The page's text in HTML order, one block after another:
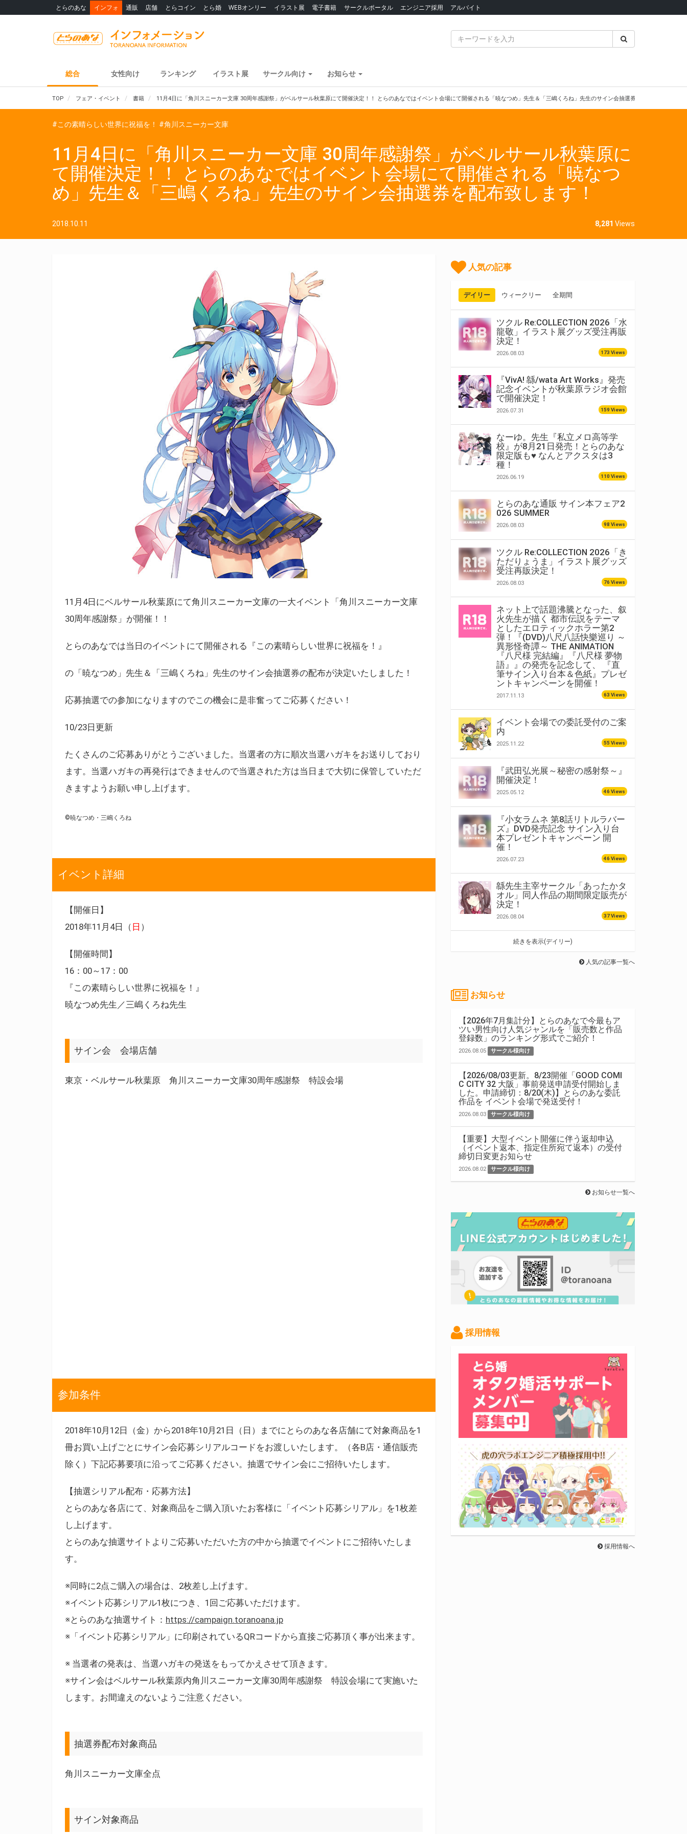
とらのあな インフォ 通販 店舗 とらコイン とら婚 WEBオンリー イラスト展 電子書籍 サークルポータル エンジニア採用 アルバイト
総合 女性向け ランキング イラスト展 サークル向け お知らせ
TOP フェア・イベント 書籍 11月4日に「角川スニーカー文庫 30周年感謝祭」がベルサール秋葉原にて開催決定！！ とらのあなではイベント会場にて開催される「暁なつめ」先生＆「三嶋くろね」先生のサイン会抽選券を配布致します！
#この素晴らしい世界に祝福を！ #角川スニーカー文庫
11月4日に「角川スニーカー文庫 30周年感謝祭」がベルサール秋葉原に
て開催決定！！ とらのあなではイベント会場にて開催される「暁なつ
め」先生＆「三嶋くろね」先生のサイン会抽選券を配布致します！
2018.10.11 8,281 Views
11月4日にベルサール秋葉原にて角川スニーカー文庫の一大イベント「角川スニーカー文庫
30周年感謝祭」が開催！！
とらのあなでは当日のイベントにて開催される『この素晴らしい世界に祝福を！』
の「暁なつめ」先生＆「三嶋くろね」先生のサイン会抽選券の配布が決定いたしました！
応募抽選での参加になりますのでこの機会に是非奮ってご応募ください！
10/23日更新
たくさんのご応募ありがとうございました。当選者の方に順次当選ハガキをお送りしており
ます。当選ハガキの再発行はできませんので当選された方は当日まで大切に保管していただ
きますようお願い申し上げます。
©暁なつめ・三嶋くろね
イベント詳細
【開催日】
2018年11月4日（ 日 ）
【開催時間】
16：00～17：00
『この素晴らしい世界に祝福を！』
暁なつめ先生／三嶋くろね先生
サイン会 会場店舗
東京・ベルサール秋葉原 角川スニーカー文庫30周年感謝祭 特設会場
参加条件
2018年10月12日（金）から2018年10月21日（日）までにとらのあな各店舗にて対象商品を1
冊お買い上げごとにサイン会応募シリアルコードをお渡しいたします。（各B店・通信販売
除く）下記応募要項に沿ってご応募ください。抽選でサイン会にご招待いたします。
【抽選シリアル配布・応募方法】
とらのあな各店にて、対象商品をご購入頂いたお客様に「イベント応募シリアル」を1枚差
し上げます。
とらのあな抽選サイトよりご応募いただいた方の中から抽選でイベントにご招待いたしま
す。
※同時に2点ご購入の場合は、2枚差し上げます。
※イベント応募シリアル1枚につき、1回ご応募いただけます。
※とらのあな抽選サイト： https://campaign.toranoana.jp
※「イベント応募シリアル」に印刷されているQRコードから直接ご応募頂く事が出来ます。
※ 当選者の発表は、当選ハガキの発送をもってかえさせて頂きます。
※サイン会はベルサール秋葉原内角川スニーカー文庫30周年感謝祭 特設会場にて実施いた
します。お間違えのないようご注意ください。
抽選券配布対象商品
角川スニーカー文庫全点
サイン対象商品
人気の記事
デイリー ウィークリー 全期間
ツクル Re:COLLECTION 2026「水
龍敬」イラスト展グッズ受注再販
決定！
2026.08.03 173 Views
『VivA! 緜/wata Art Works』発売
記念イベントが秋葉原ラジオ会館
で開催決定！
2026.07.31 159 Views
なーゆ。先生『私立メロ高等学
校』が8月21日発売！とらのあな
限定版も♥ なんとアクスタは3
種！
2026.06.19 110 Views
とらのあな通販 サイン本フェア2
026 SUMMER
2026.08.03 98 Views
ツクル Re:COLLECTION 2026「き
ただりょうま」イラスト展グッズ
受注再販決定！
2026.08.03 76 Views
ネット上で話題沸騰となった、叙
火先生が描く 都市伝説をテーマ
としたエロティックホラー第2
弾！『(DVD)八尺八話快樂巡り ～
異形怪奇譚～ THE ANIMATION
『八尺様 完結編』『八尺様 夢物
語』』の発売を記念して、 『直
筆サイン入り台本＆色紙』プレゼ
ントキャンペーンを開催！
2017.11.13 63 Views
イベント会場での委託受付のご案
内
2025.11.22 55 Views
『武田弘光展～秘密の感射祭～』
開催決定！
2025.05.12 46 Views
『小女ラムネ 第8話リトルラバー
ズ』DVD発売記念 サイン入り台
本プレゼントキャンペーン 開
催！
2026.07.23 46 Views
緜先生主宰サークル「あったかタ
オル」同人作品の期間限定販売が
決定！
2026.08.04 37 Views
続きを表示(デイリー)
人気の記事一覧へ
お知らせ
【2026年7月集計分】とらのあなで今最もア
ツい男性向け人気ジャンルを「販売数と作品
登録数」のランキング形式でご紹介！
2026.08.05 サークル様向け
【2026/08/03更新。8/23開催「GOOD COMI
C CITY 32 大阪」事前発送申請受付開始しま
した。申請締切：8/20(木)】とらのあな委託
作品を イベント会場で発送受付！
2026.08.03 サークル様向け
【重要】大型イベント開催に伴う返却申込
（イベント返本、指定住所宛て返本）の受付
締切日変更お知らせ
2026.08.02 サークル様向け
お知らせ一覧へ
採用情報
採用情報へ